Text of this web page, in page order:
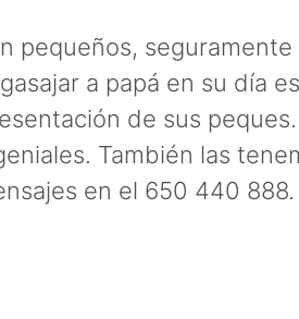
pequeños,
a papá en su día
de sus
También las
en el 650 440 888.